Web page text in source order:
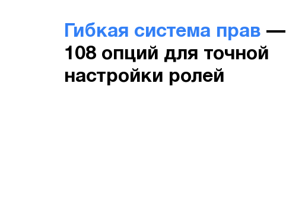
Гибкая система прав —
108 опций для точной
настройки ролей